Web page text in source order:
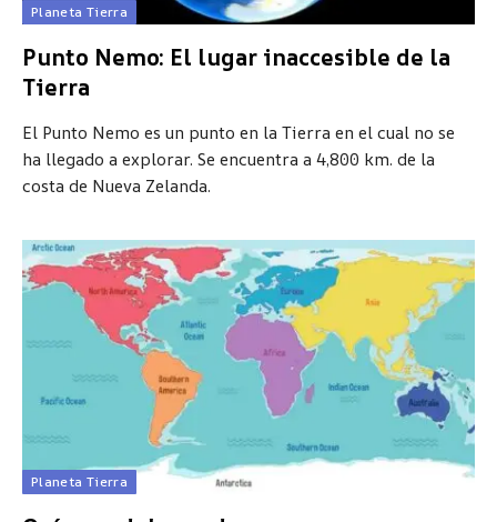
Planeta Tierra
Punto Nemo: El lugar inaccesible de la
Tierra
El Punto Nemo es un punto en la Tierra en el cual no se
ha llegado a explorar. Se encuentra a 4,800 km. de la
costa de Nueva Zelanda.
Planeta Tierra